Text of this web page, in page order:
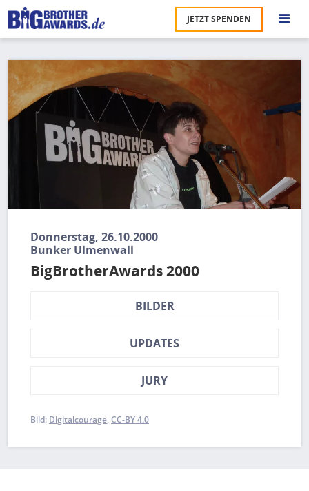
Direkt
zum
Inhalt
JETZT SPENDEN
Donnerstag, 26.10.2000
Bunker Ulmenwall
BigBrotherAwards 2000
BILDER
UPDATES
JURY
Bild: Digitalcourage CC-BY 4.0